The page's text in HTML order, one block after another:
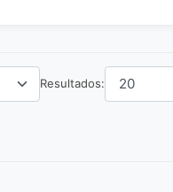
Resultados: